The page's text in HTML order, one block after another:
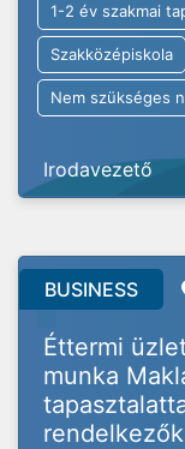
1-2 év szakmai
Szakközépiskola
Nem szükséges
Irodavezető
BUSINESS
Éttermi
munka